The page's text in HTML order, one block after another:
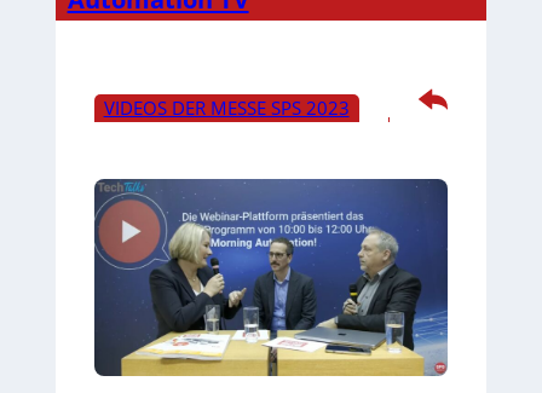
VIDEOS DER MESSE SPS 2023